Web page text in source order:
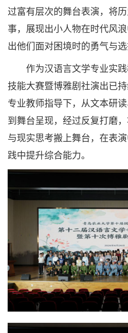
过富有层次的舞台表演，将
事，展现出小人物在时代风
出他们面对困境时的勇气与选
作为汉语言文学专业实
技能大赛暨博雅剧社演出已
专业教师指导下，从文本研
到舞台呈现，经过反复打磨
与现实思考搬上舞台，在表
践中提升综合能力。